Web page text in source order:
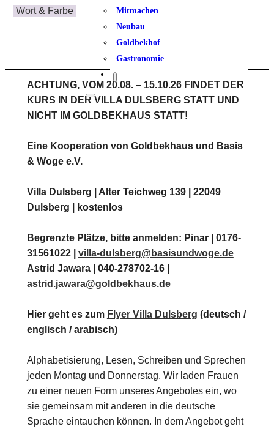
Mitmachen
Neubau
Goldbekhof
Gastronomie
Wort & Farbe
ACHTUNG, VOM 20.08. – 15.10.26 FINDET DER
KURS IN DER VILLA DULSBERG STATT UND
NICHT IM GOLDBEKHAUS STATT!
Eine Kooperation von Goldbekhaus und Basis
& Woge e.V.
Villa Dulsberg | Alter Teichweg 139 | 22049
Dulsberg | kostenlos
Begrenzte Plätze, bitte anmelden: Pinar | 0176-
31561022 | villa-dulsberg@basisundwoge.de
Astrid Jawara | 040-278702-16 |
astrid.jawara@goldbekhaus.de
Hier geht es zum Flyer Villa Dulsberg (deutsch /
englisch / arabisch)
Alphabetisierung, Lesen, Schreiben und Sprechen
jeden Montag und Donnerstag. Wir laden Frauen
zu einer neuen Form unseres Angebotes ein, wo
sie gemeinsam mit anderen in die deutsche
Sprache eintauchen können. In dem Angebot geht